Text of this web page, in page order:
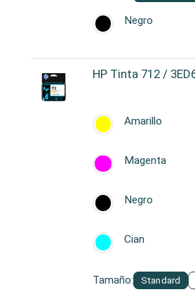
Negro
HP Tinta 712 /
Tamaño: Standard
Amarillo
Magenta
Negro
Cian